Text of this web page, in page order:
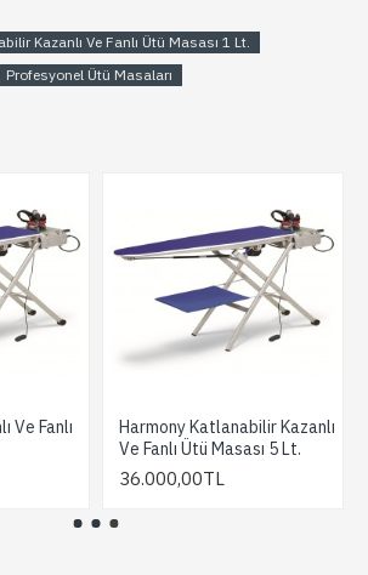
Kazanlı Ve Fanlı Ütü Masası 1 Lt.
Profesyonel Ütü Masaları
Ve Fanlı
Harmony Katlanabilir Kazanlı
Ve Fanlı Ütü Masası 5 Lt.
36.000,00TL